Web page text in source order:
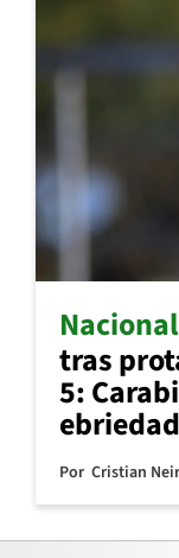
Nacional
tras
5:
ebriedad
Por Cristian